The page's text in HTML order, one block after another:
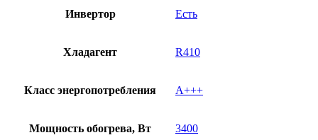
Инвертор Есть
Хладагент R410
Класс энергопотребления А+++
Мощность обогрева, Вт 3400